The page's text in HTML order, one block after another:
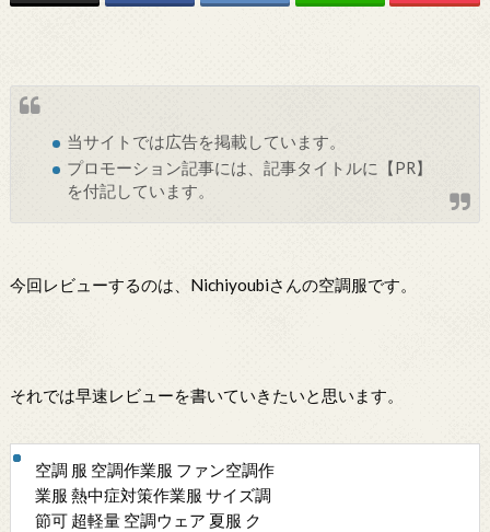
当サイトでは広告を掲載しています。
プロモーション記事には、記事タイトルに【PR】
を付記しています。
今回レビューするのは、Nichiyoubiさんの空調服です。
それでは早速レビューを書いていきたいと思います。
空調 服 空調作業服 ファン空調作
業服 熱中症対策作業服 サイズ調
節可 超軽量 空調ウェア 夏服 ク